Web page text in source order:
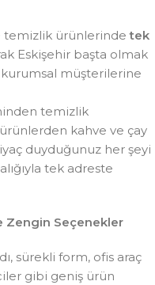
temizlik ürünlerindetek
Eskişehir başta olmak
müşterilerine
temizlik
kahve ve çay
duyduğunuz her şeyi
tek adreste
Zengin Seçenekler
sürekli form, ofis araç
gibi geniş ürün